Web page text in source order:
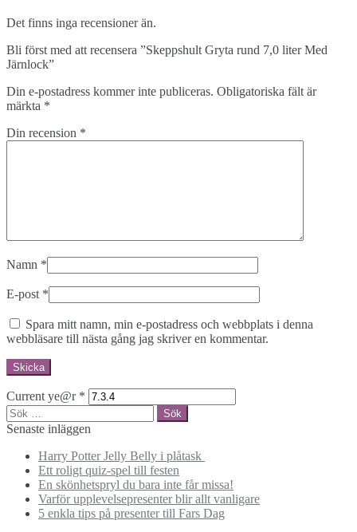
Det finns inga recensioner än.
Bli först med att recensera ”Skeppshult Gryta rund 7,0 liter Med
Järnlock”
Din e-postadress kommer inte publiceras. Obligatoriska fält är
märkta *
Din recension *
Namn *
E-post *
Spara mitt namn, min e-postadress och webbplats i denna
webbläsare till nästa gång jag skriver en kommentar.
Current ye@r *
Sök
efter:
Senaste inläggen
Harry Potter Jelly Belly i plåtask
Ett roligt quiz-spel till festen
En skönhetspryl du bara inte får missa!
Varför upplevelsepresenter blir allt vanligare
5 enkla tips på presenter till Fars Dag